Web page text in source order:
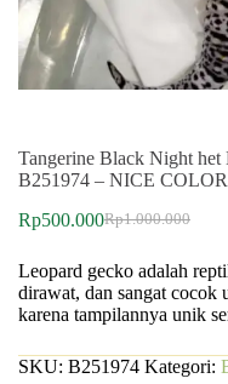
Tangerine Black Night
B251974 – NICE COLOR
Rp1.000.000
Rp500.000
Leopard gecko adalah
dirawat, dan sangat cocok
karena tampilannya unik
SKU: B251974 Kategori: